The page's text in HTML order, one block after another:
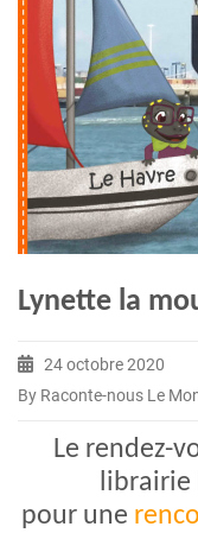
Lynette la
24 octobre 2020
By Raconte-nous Le
Le rendez-
librairie
pour une